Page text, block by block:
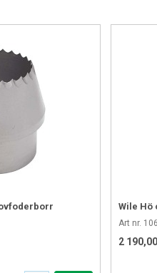
för ensilering
av vind- och väderskydd
vilket gör ensilaget
Wile Hö
Art nr.
2